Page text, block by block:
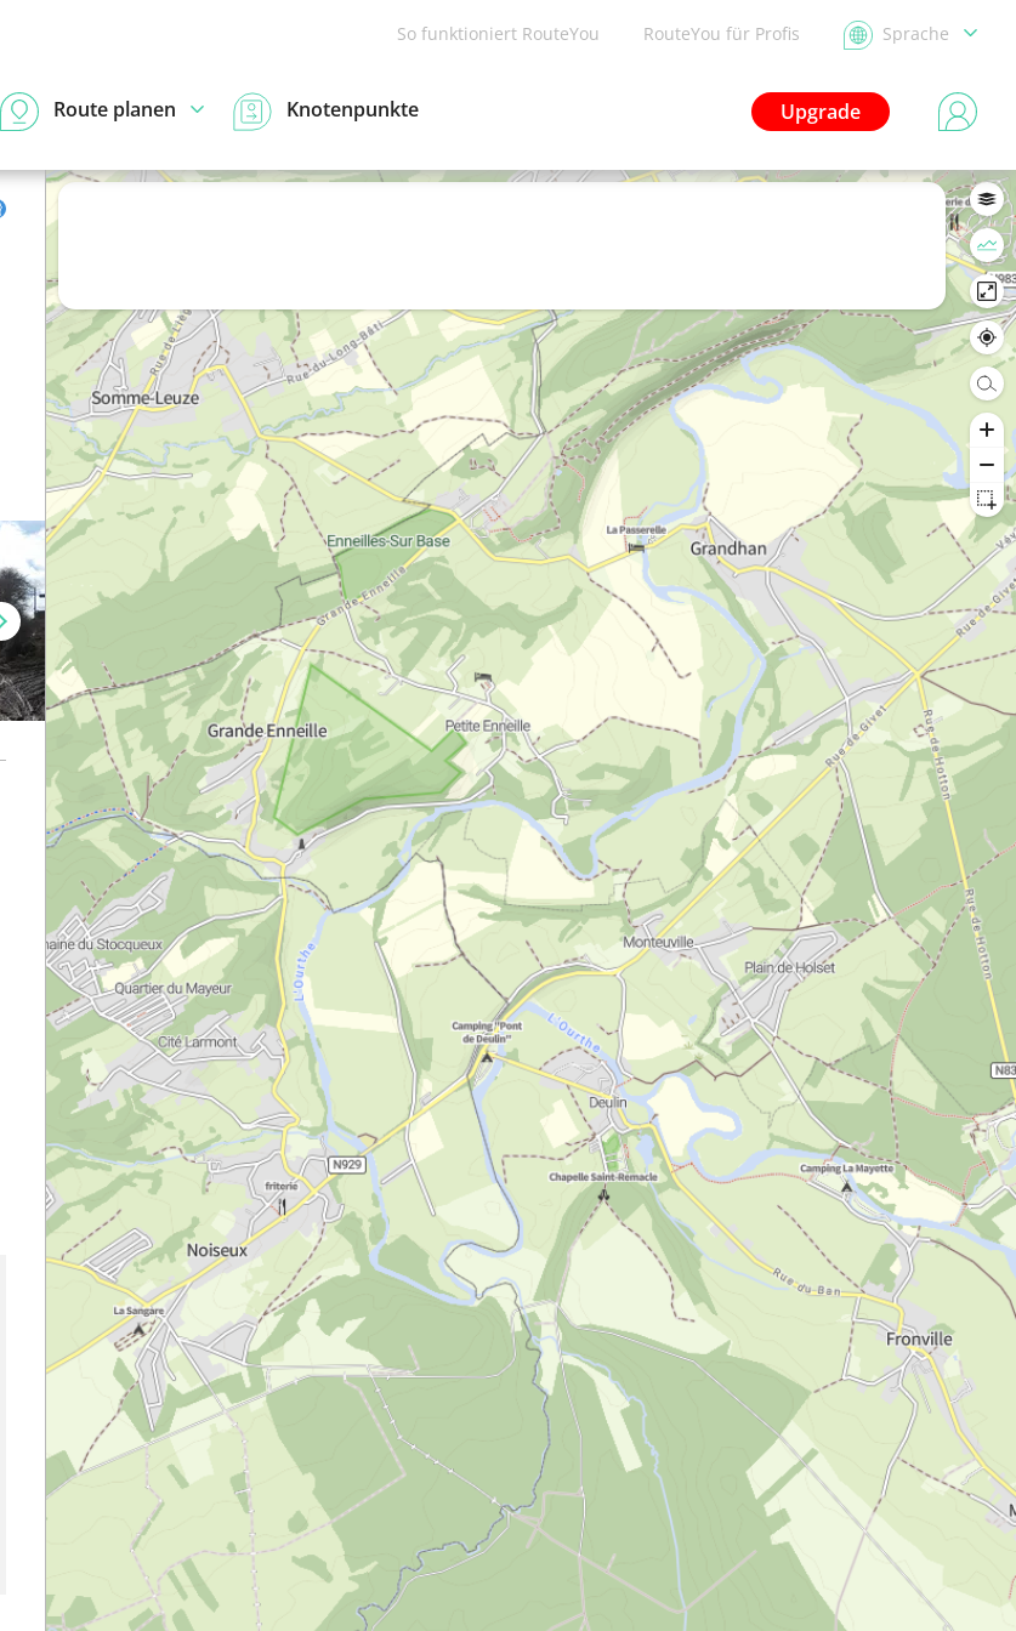
So funktioniert RouteYou RouteYou für Profis Sprache
Upgrade
Route planen Knotenpunkte